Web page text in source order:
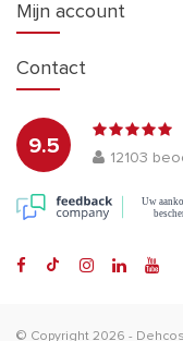
Mijn account
Contact
9.5
12103
Uw
© Copyright 2026 -